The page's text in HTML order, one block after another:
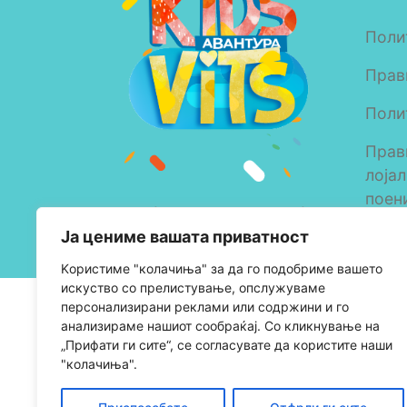
Ја цениме вашата приватност
Kористиме "колачиња" за да го подобриме вашето
искуство со прелистување, опслужуваме
персонализирани реклами или содржини и го
анализираме нашиот сообраќај. Со кликнување на
„Прифати ги сите“, се согласувате да користите наши
"колачиња".
Copyright © 2023 Alkaloid
AD Skopje